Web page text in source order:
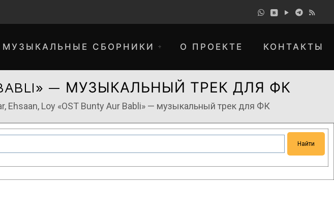
МУЗЫКАЛЬНЫЕ СБОРНИКИ О ПРОЕКТЕ КОНТАКТЫ
BABLI» — МУЗЫКАЛЬНЫЙ ТРЕК ДЛЯ ФК
Ehsaan, Loy «OST Bunty Aur Babli» — музыкальный трек для ФК